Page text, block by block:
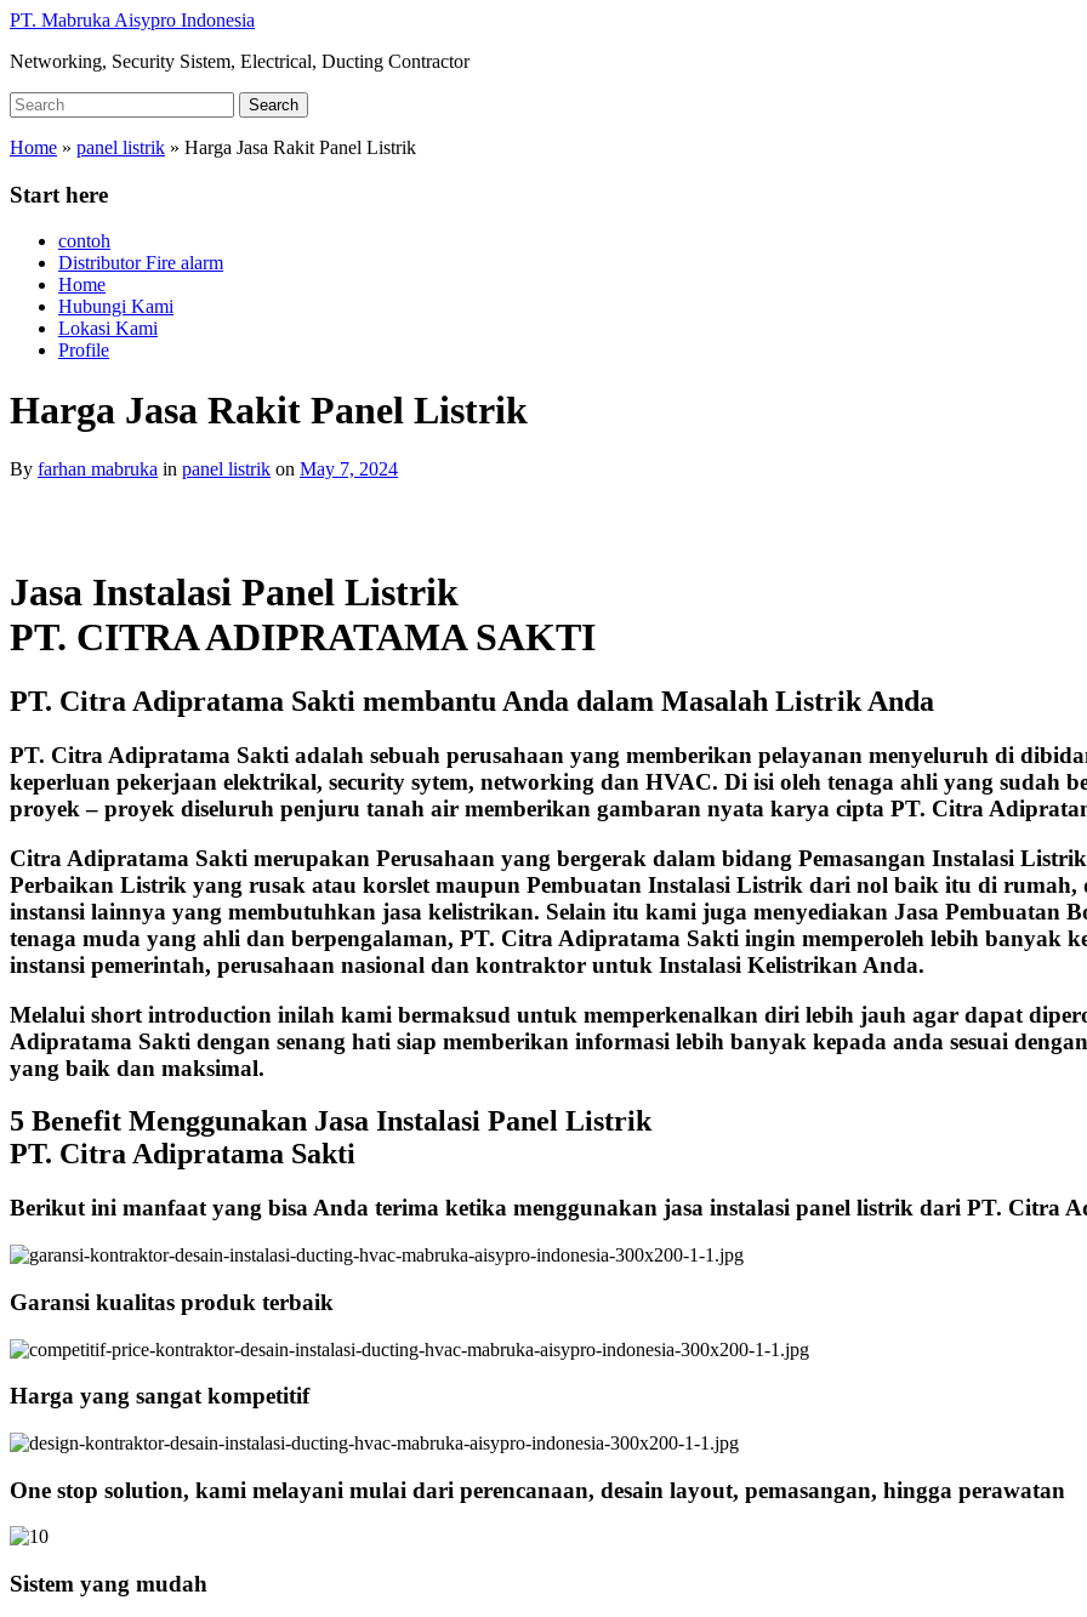
Skip
main
PT. Mabruka Aisypro Indonesia
Networking, Security Sistem, Electrical, Ducting Contractor
Search
for:
Search
Home » panel listrik » Harga Jasa Rakit Panel Listrik
Start here
contoh
Distributor Fire alarm
Home
Hubungi Kami
Lokasi Kami
Profile
Harga Jasa Rakit Panel Listrik
By farhan mabruka in panel listrik on May 7, 2024
Jasa Instalasi Panel Listrik
PT. CITRA ADIPRATAMA SAKTI
PT. Citra Adipratama Sakti membantu Anda dalam Masalah Listrik Anda
PT. Citra Adipratama Sakti adalah sebuah perusahaan yang memberikan pelayanan menyeluruh di
keperluan pekerjaan elektrikal, security sytem, networking dan HVAC. Di isi oleh tenaga ahli yang sudah
proyek – proyek diseluruh penjuru tanah air memberikan gambaran nyata karya cipta PT. Citra
Citra Adipratama Sakti merupakan Perusahaan yang bergerak dalam bidang Pemasangan Instalasi
Perbaikan Listrik yang rusak atau korslet maupun Pembuatan Instalasi Listrik dari nol baik itu di
instansi lainnya yang membutuhkan jasa kelistrikan. Selain itu kami juga menyediakan Jasa Pembuatan
tenaga muda yang ahli dan berpengalaman, PT. Citra Adipratama Sakti ingin memperoleh lebih banyak
instansi pemerintah, perusahaan nasional dan kontraktor untuk Instalasi Kelistrikan Anda.
Melalui short introduction inilah kami bermaksud untuk memperkenalkan diri lebih jauh agar dapat
Adipratama Sakti dengan senang hati siap memberikan informasi lebih banyak kepada anda sesuai
yang baik dan maksimal.
5 Benefit Menggunakan Jasa Instalasi Panel Listrik
PT. Citra Adipratama Sakti
Berikut ini manfaat yang bisa Anda terima ketika menggunakan jasa instalasi panel listrik dari PT. Citra
Garansi kualitas produk terbaik
Harga yang sangat kompetitif
One stop solution, kami melayani mulai dari perencanaan, desain layout, pemasangan, hingga perawatan
Sistem yang mudah